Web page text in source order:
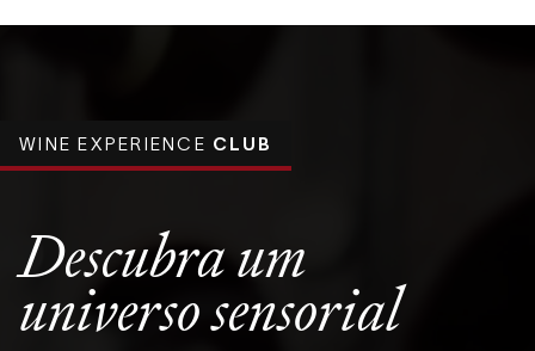
WINE EXPERIENCE CLUB
Descubra um
universosensorial